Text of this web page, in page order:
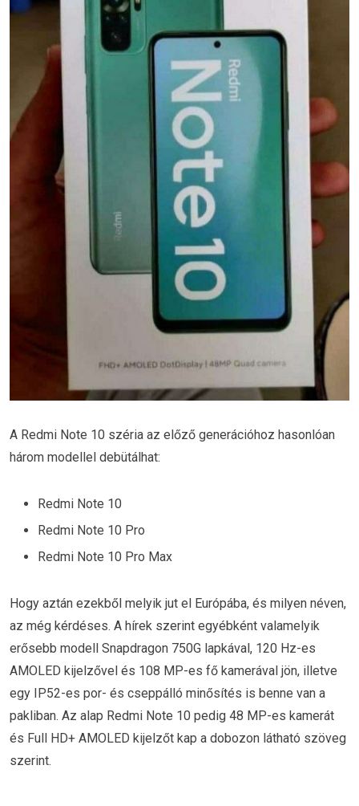
A Redmi Note 10 széria az előző generációhoz hasonlóan
három modellel debütálhat:
Redmi Note 10
Redmi Note 10 Pro
Redmi Note 10 Pro Max
Hogy aztán ezekből melyik jut el Európába, és milyen néven,
az még kérdéses. A hírek szerint egyébként valamelyik
erősebb modell Snapdragon 750G lapkával, 120 Hz-es
AMOLED kijelzővel és 108 MP-es fő kamerával jön, illetve
egy IP52-es por- és cseppálló minősítés is benne van a
pakliban. Az alap Redmi Note 10 pedig 48 MP-es kamerát
és Full HD+ AMOLED kijelzőt kap a dobozon látható szöveg
szerint.